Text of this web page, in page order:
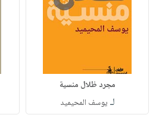
مجرد ظلال منسية
لـ يوسف المحيميد